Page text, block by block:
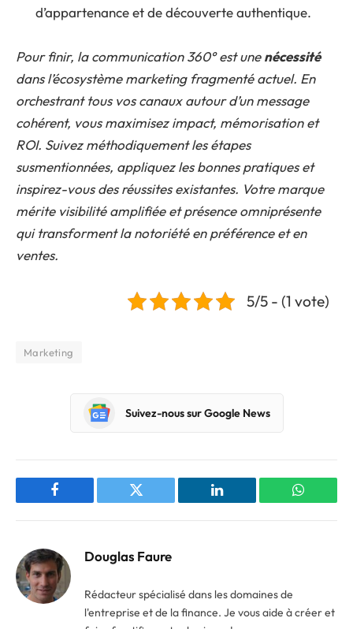
d’appartenance et de découverte authentique.
Pour finir, la communication 360° est unenécessité
dans l’écosystème marketing fragmenté actuel. En
orchestrant tous vos canaux autour d’un message
cohérent, vous maximisez impact, mémorisation et
ROI. Suivez méthodiquement les étapes
susmentionnées, appliquez les bonnes pratiques et
inspirez-vous des réussites existantes. Votre marque
mérite visibilité amplifiée et présence omniprésente
qui transforment la notoriété en préférence et en
ventes.
5/5 - (1 vote)
Marketing
Suivez-nous sur Google News
Facebook Twitter LinkedIn
Douglas Faure
Rédacteur spécialisé dans les domaines de
l'entreprise et de la finance. Je vous aide à créer et